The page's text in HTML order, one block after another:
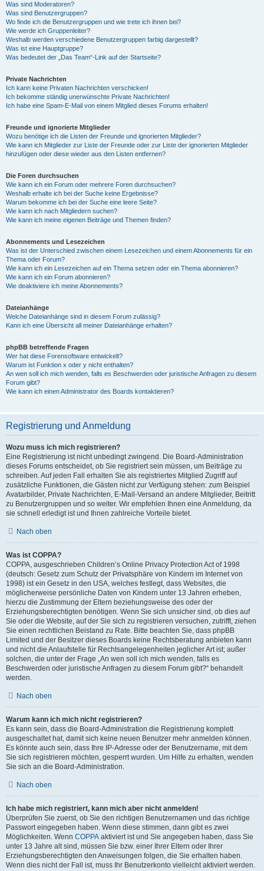
Was sind Moderatoren?
Was sind Benutzergruppen?
Wo finde ich die Benutzergruppen und wie trete ich ihnen bei?
Wie werde ich Gruppenleiter?
Weshalb werden verschiedene Benutzergruppen farbig dargestellt?
Was ist eine Hauptgruppe?
Was bedeutet der „Das Team“-Link auf der Startseite?
Private Nachrichten
Ich kann keine Privaten Nachrichten verschicken!
Ich bekomme ständig unerwünschte Private Nachrichten!
Ich habe eine Spam-E-Mail von einem Mitglied dieses Forums erhalten!
Freunde und ignorierte Mitglieder
Wozu benötige ich die Listen der Freunde und ignorierten Mitglieder?
Wie kann ich Mitglieder zur Liste der Freunde oder zur Liste der ignorierten Mitglieder
hinzufügen oder diese wieder aus den Listen entfernen?
Die Foren durchsuchen
Wie kann ich ein Forum oder mehrere Foren durchsuchen?
Weshalb erhalte ich bei der Suche keine Ergebnisse?
Warum bekomme ich bei der Suche eine leere Seite?
Wie kann ich nach Mitgliedern suchen?
Wie kann ich meine eigenen Beiträge und Themen finden?
Abonnements und Lesezeichen
Was ist der Unterschied zwischen einem Lesezeichen und einem Abonnements für ein
Thema oder Forum?
Wie kann ich ein Lesezeichen auf ein Thema setzen oder ein Thema abonnieren?
Wie kann ich ein Forum abonnieren?
Wie deaktiviere ich meine Abonnements?
Dateianhänge
Welche Dateianhänge sind in diesem Forum zulässig?
Kann ich eine Übersicht all meiner Dateianhänge erhalten?
phpBB betreffende Fragen
Wer hat diese Forensoftware entwickelt?
Warum ist Funktion x oder y nicht enthalten?
An wen soll ich mich wenden, falls es Beschwerden oder juristische Anfragen zu diesem
Forum gibt?
Wie kann ich einen Administrator des Boards kontaktieren?
Registrierung und Anmeldung
Wozu muss ich mich registrieren?
Eine Registrierung ist nicht unbedingt zwingend. Die Board-Administration
dieses Forums entscheidet, ob Sie registriert sein müssen, um Beiträge zu
schreiben. Auf jeden Fall erhalten Sie als registriertes Mitglied Zugriff auf
zusätzliche Funktionen, die Gästen nicht zur Verfügung stehen: zum Beispiel
Avatarbilder, Private Nachrichten, E-Mail-Versand an andere Mitglieder, Beitritt
zu Benutzergruppen und so weiter. Wir empfehlen Ihnen eine Anmeldung, da
sie schnell erledigt ist und Ihnen zahlreiche Vorteile bietet.
Nach oben
Was ist COPPA?
COPPA, ausgeschrieben Children’s Online Privacy Protection Act of 1998
(deutsch: Gesetz zum Schutz der Privatsphäre von Kindern im Internet von
1998) ist ein Gesetz in den USA, welches festlegt, dass Websites, die
möglicherweise persönliche Daten von Kindern unter 13 Jahren erheben,
hierzu die Zustimmung der Eltern beziehungsweise des oder der
Erziehungsberechtigten benötigen. Wenn Sie sich unsicher sind, ob dies auf
Sie oder die Website, auf der Sie sich zu registrieren versuchen, zutrifft, ziehen
Sie einen rechtlichen Beistand zu Rate. Bitte beachten Sie, dass phpBB
Limited und der Besitzer dieses Boards keine Rechtsberatung anbieten kann
und nicht die Anlaufstelle für Rechtsangelegenheiten jeglicher Art ist; außer
solchen, die unter der Frage „An wen soll ich mich wenden, falls es
Beschwerden oder juristische Anfragen zu diesem Forum gibt?“ behandelt
werden.
Nach oben
Warum kann ich mich nicht registrieren?
Es kann sein, dass die Board-Administration die Registrierung komplett
ausgeschaltet hat, damit sich keine neuen Benutzer mehr anmelden können.
Es könnte auch sein, dass Ihre IP-Adresse oder der Benutzername, mit dem
Sie sich registrieren möchten, gesperrt wurden. Um Hilfe zu erhalten, wenden
Sie sich an die Board-Administration.
Nach oben
Ich habe mich registriert, kann mich aber nicht anmelden!
Überprüfen Sie zuerst, ob Sie den richtigen Benutzernamen und das richtige
Passwort eingegeben haben. Wenn diese stimmen, dann gibt es zwei
Möglichkeiten. Wenn COPPA aktiviert ist und Sie angegeben haben, dass Sie
unter 13 Jahre alt sind, müssen Sie bzw. einer Ihrer Eltern oder Ihrer
Erziehungsberechtigten den Anweisungen folgen, die Sie erhalten haben.
Wenn dies nicht der Fall ist, muss Ihr Benutzerkonto vielleicht aktiviert werden.